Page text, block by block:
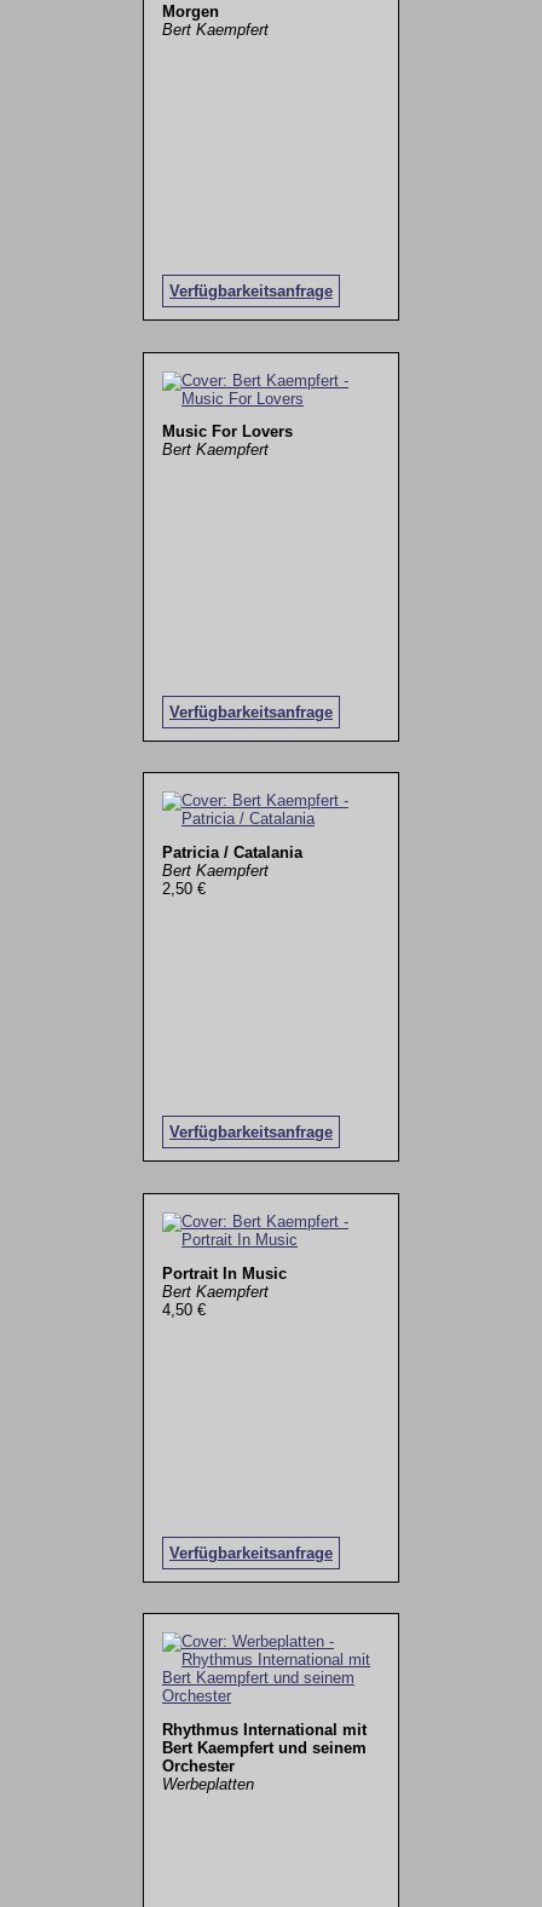
Morgen
Bert Kaempfert
Verfügbarkeitsanfrage
Music For Lovers
Bert Kaempfert
Verfügbarkeitsanfrage
Patricia / Catalania
Bert Kaempfert
2,50 €
Verfügbarkeitsanfrage
Portrait In Music
Bert Kaempfert
4,50 €
Verfügbarkeitsanfrage
Rhythmus International mit
Bert Kaempfert und seinem
Orchester
Werbeplatten